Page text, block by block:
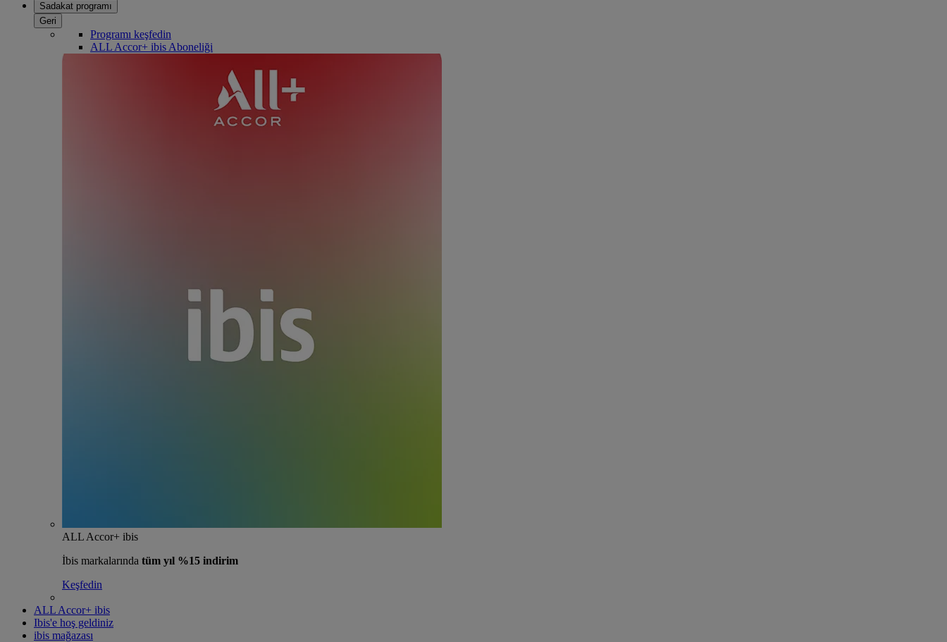
Sadakat programı
Geri
Programı keşfedin
ALL Accor+ ibis Aboneliği
ALL Accor+ ibis
İbis markalarında tüm yıl %15 indirim
Keşfedin
ALL Accor+ ibis
Ibis'e hoş geldiniz
ibis mağazası